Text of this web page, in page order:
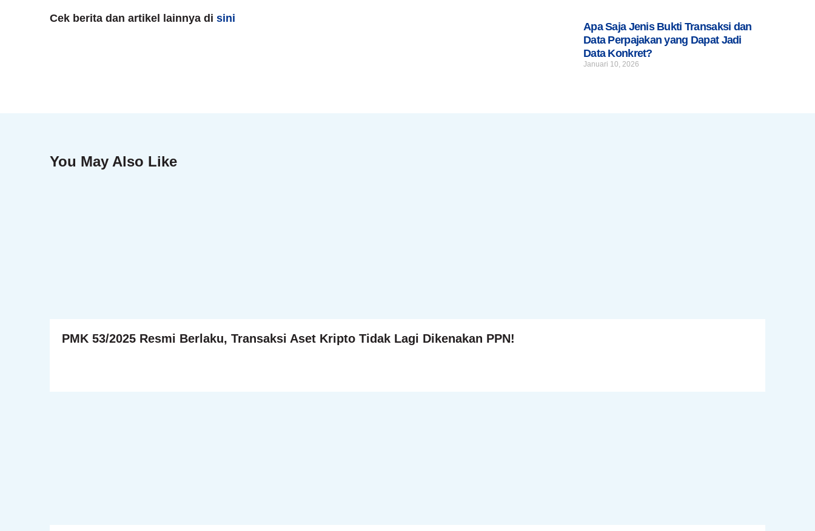
Cek berita dan artikel lainnya di sini
Apa Saja Jenis Bukti Transaksi dan
Data Perpajakan yang Dapat Jadi
Data Konkret?
Januari 10, 2026
You May Also Like
PMK 53/2025 Resmi Berlaku, Transaksi Aset Kripto Tidak Lagi Dikenakan PPN!